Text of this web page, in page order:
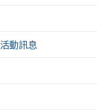
活動訊息